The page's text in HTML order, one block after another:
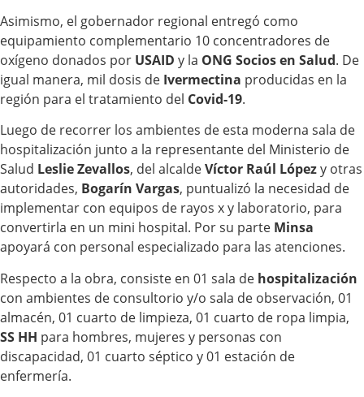
Asimismo, el gobernador regional entregó como
equipamiento complementario 10 concentradores de
oxígeno donados por USAID y la ONG Socios en Salud. De
igual manera, mil dosis de Ivermectina producidas en la
región para el tratamiento del Covid-19.
Luego de recorrer los ambientes de esta moderna sala de
hospitalización junto a la representante del Ministerio de
Salud Leslie Zevallos, del alcaldeVíctor Raúl Lópezy otras
autoridades, Bogarín Vargas, puntualizó la necesidad de
implementar con equipos de rayos x y laboratorio, para
convertirla en un mini hospital. Por su parte Minsa
apoyará con personal especializado para las atenciones.
Respecto a la obra, consiste en 01 sala de hospitalización
con ambientes de consultorio y/o sala de observación, 01
almacén, 01 cuarto de limpieza, 01 cuarto de ropa limpia,
SS HH para hombres, mujeres y personas con
discapacidad, 01 cuarto séptico y 01 estación de
enfermería.